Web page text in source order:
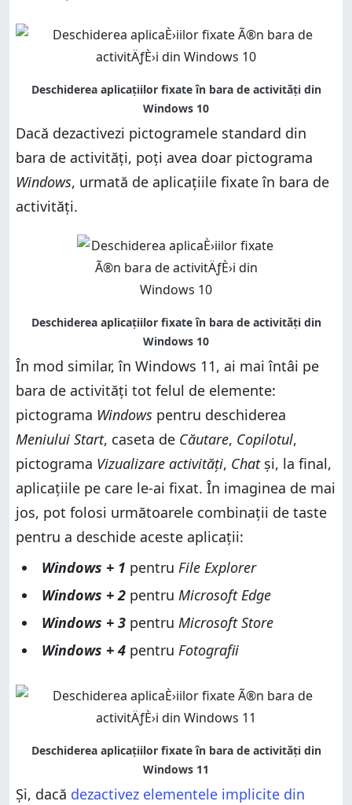
Dacă dezactivezi pictogramele standard din
bara de activități, poți avea doar pictograma
Windows, urmată de aplicațiile fixate în bara de
activități.
În mod similar, în Windows 11, ai mai întâi pe
bara de activități tot felul de elemente:
pictograma Windows pentru deschiderea
Meniului Start, caseta de Căutare, Copilotul,
pictograma Vizualizare activități, Chat și, la final,
aplicațiile pe care le-ai fixat. În imaginea de mai
jos, pot folosi următoarele combinații de taste
pentru a deschide aceste aplicații:
Windows + 1 pentru File Explorer
Windows + 2 pentru Microsoft Edge
Windows + 3 pentru Microsoft Store
Windows + 4 pentru Fotografii
Și, dacă dezactivez elementele implicite din